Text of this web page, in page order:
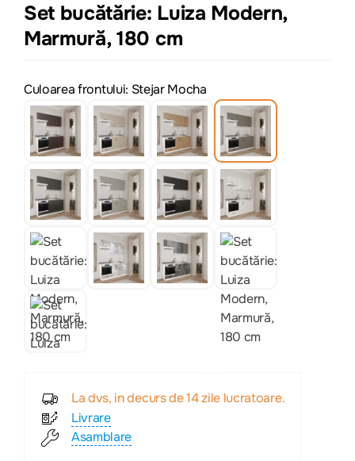
Set bucătărie: Luiza Modern,
Marmură, 180 cm
Culoarea frontului: Stejar Mocha
La dvs, in decurs de 14 zile lucratoare.
Livrare
Asamblare